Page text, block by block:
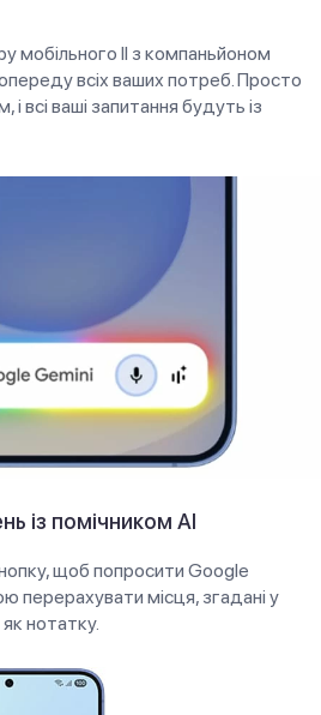
мобільного ІІ з компаньйоном
всіх ваших потреб. Просто
і всі ваші запитання будуть із
із помічником AI
щоб попросити Google
перерахувати місця, згадані у
нотатку.